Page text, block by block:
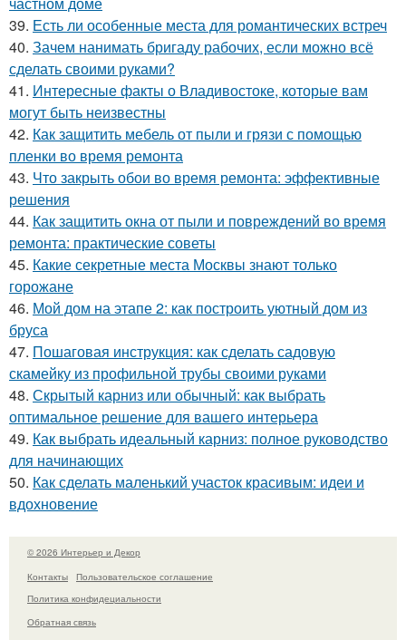
39. Есть ли особенные места для романтических встреч
40. Зачем нанимать бригаду рабочих, если можно всё
сделать своими руками?
41. Интересные факты о Владивостоке, которые вам
могут быть неизвестны
42. Как защитить мебель от пыли и грязи с помощью
пленки во время ремонта
43. Что закрыть обои во время ремонта: эффективные
решения
44. Как защитить окна от пыли и повреждений во время
ремонта: практические советы
45. Какие секретные места Москвы знают только
горожане
46. Мой дом на этапе 2: как построить уютный дом из
бруса
47. Пошаговая инструкция: как сделать садовую
скамейку из профильной трубы своими руками
48. Скрытый карниз или обычный: как выбрать
оптимальное решение для вашего интерьера
49. Как выбрать идеальный карниз: полное руководство
для начинающих
50. Как сделать маленький участок красивым: идеи и
вдохновение
© 2026 Интерьер и Декор
Контакты
Пользовательское соглашение
Политика конфидециальности
Обратная связь